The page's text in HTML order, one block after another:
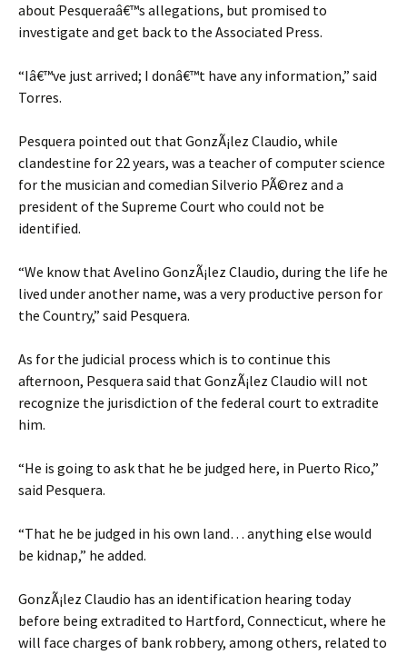
about Pesqueraâ€™s allegations, but promised to
investigate and get back to the Associated Press.
“Iâ€™ve just arrived; I donâ€™t have any information,” said
Torres.
Pesquera pointed out that GonzÃ¡lez Claudio, while
clandestine for 22 years, was a teacher of computer science
for the musician and comedian Silverio PÃ©rez and a
president of the Supreme Court who could not be
identified.
“We know that Avelino GonzÃ¡lez Claudio, during the life he
lived under another name, was a very productive person for
the Country,” said Pesquera.
As for the judicial process which is to continue this
afternoon, Pesquera said that GonzÃ¡lez Claudio will not
recognize the jurisdiction of the federal court to extradite
him.
“He is going to ask that he be judged here, in Puerto Rico,”
said Pesquera.
“That he be judged in his own land… anything else would
be kidnap,” he added.
GonzÃ¡lez Claudio has an identification hearing today
before being extradited to Hartford, Connecticut, where he
will face charges of bank robbery, among others, related to